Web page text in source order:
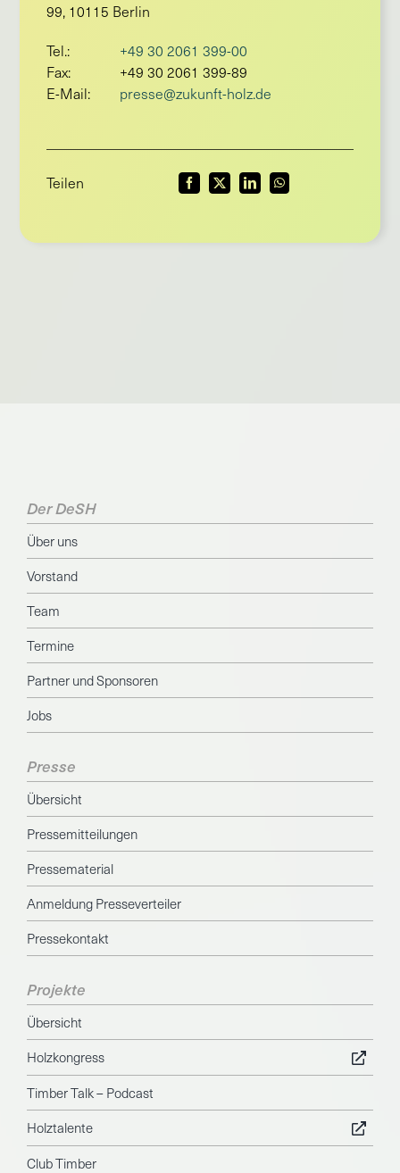
99, 10115 Berlin
Tel.:
+49 30 2061 399-00
Fax:
+49 30 2061 399-89
E-Mail:
presse@zukunft-holz.de
Teilen
Der DeSH
Über uns
Vorstand
Team
Termine
Partner und Sponsoren
Jobs
Presse
Übersicht
Pressemitteilungen
Pressematerial
Anmeldung Presseverteiler
Pressekontakt
Projekte
Übersicht
Holzkongress
Timber Talk – Podcast
Holztalente
Club Timber